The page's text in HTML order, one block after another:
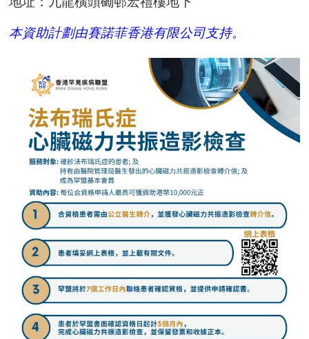
本資助計劃由賽諾菲香港有限公司支持。